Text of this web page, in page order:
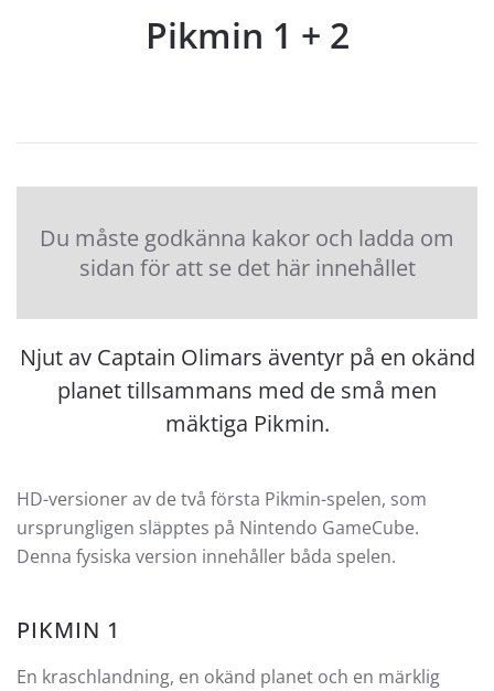
Pikmin 1 + 2
Du måste godkänna kakor och ladda om
sidan för att se det här innehållet
Njut av Captain Olimars äventyr på en okänd
planet tillsammans med de små men
mäktiga Pikmin.
HD-versioner av de två första Pikmin-spelen, som
ursprungligen släpptes på Nintendo GameCube.
Denna fysiska version innehåller båda spelen.
PIKMIN 1
En kraschlandning, en okänd planet och en märklig